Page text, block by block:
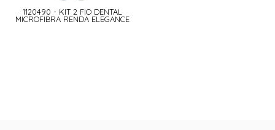
1120490 - KIT 2 FIO DENTAL
MICROFIBRA RENDA ELEGANCE